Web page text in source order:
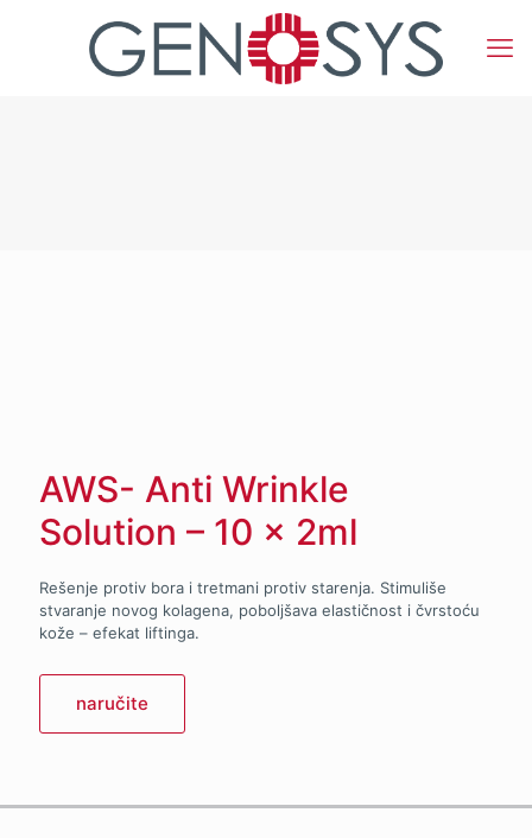
AWS- Anti Wrinkle
Solution – 10 x 2ml
Rešenje protiv bora i tretmani protiv starenja. Stimuliše
stvaranje novog kolagena, poboljšava elastičnost i čvrstoću
kože – efekat liftinga.
naručite